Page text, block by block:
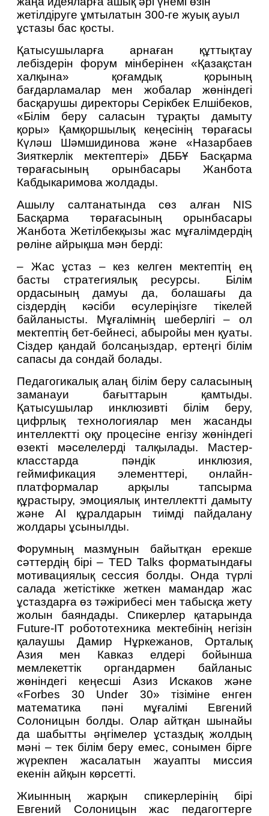
жетілдіруге ұмтылатын 300-ге жуық ауыл
ұстазы бас қосты.
Қатысушыларға арнаған құттықтау
лебіздерін форум мінберінен «Қазақстан
халқына» қоғамдық қорының
бағдарламалар мен жобалар жөніндегі
басқарушы директоры Серікбек Елшібеков,
«Білім беру саласын тұрақты дамыту
қоры» Қамқоршылық кеңесінің төрағасы
Күләш Шәмшидинова және «Назарбаев
Зияткерлік мектептері» ДББҰ Басқарма
төрағасының орынбасары Жанбота
Кабдыкаримова жолдады.
Ашылу салтанатында сөз алған NIS
Басқарма төрағасының орынбасары
Жанбота Жетілбекқызы жас мұғалімдердің
рөліне айрықша мән берді:
– Жас ұстаз – кез келген мектептің ең
басты стратегиялық ресурсы.
Білім
ордасының дамуы да, болашағы да
сіздердің кәсіби өсулеріңізге тікелей
байланысты. Мұғалімнің шеберлігі – ол
мектептің бет-бейнесі, абыройы мен қуаты.
Сіздер қандай болсаңыздар, ертеңгі білім
сапасы да сондай болады.
Педагогикалық алаң білім беру саласының
заманауи бағыттарын қамтыды.
Қатысушылар инклюзивті білім беру,
цифрлық технологиялар мен жасанды
интеллектті оқу процесіне енгізу жөніндегі
өзекті мәселелерді талқылады. Мастер-
класстарда пәндік инклюзия,
геймификация элементтері, онлайн-
платформалар арқылы тапсырма
құрастыру, эмоциялық интеллектті дамыту
және AI құралдарын тиімді пайдалану
жолдары ұсынылды.
Форумның мазмұнын байытқан ерекше
сәттердің бірі – TED Talks форматындағы
мотивациялық сессия болды. Онда түрлі
салада жетістікке жеткен мамандар жас
ұстаздарға өз тәжірибесі мен табысқа жету
жолын баяндады. Спикерлер қатарында
Future-IT робототехника мектебінің негізін
қалаушы Дамир Нұркежанов, Орталық
Азия мен Кавказ елдері бойынша
мемлекеттік органдармен байланыс
жөніндегі кеңесші Азиз Искаков және
«Forbes 30 Under 30» тізіміне енген
математика пәні мұғалімі Евгений
Солоницын болды. Олар айтқан шынайы
да шабытты әңгімелер ұстаздық жолдың
мәні – тек білім беру емес, сонымен бірге
жүрекпен жасалатын жауапты миссия
екенін айқын көрсетті.
Жиынның жарқын спикерлерінің бірі
Евгений Солоницын жас педагогтерге